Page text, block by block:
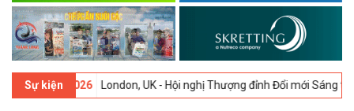
Sự kiện
2026 London, UK - Hội nghị Thượng đỉnh Đổi mới Sáng tạo trong